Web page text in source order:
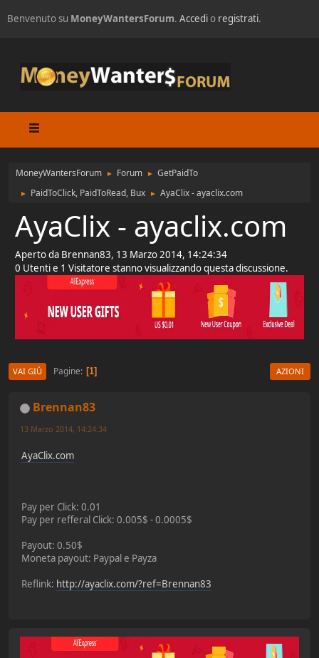
Benvenuto su MoneyWantersForum. Accedio registrati.
MoneyWantersForum ► Forum ► GetPaidTo
► PaidToClick, PaidToRead, Bux ► AyaClix - ayaclix.com
AyaClix - ayaclix.com
Aperto da Brennan83, 13 Marzo 2014, 14:24:34
0 Utenti e 1 Visitatore stanno visualizzando questa discussione.
VAI GIÙ Pagine 1 AZIONI
Brennan83
13 Marzo 2014, 14:24:34
AyaClix.com
Pay per Click: 0.01
Pay per refferal Click: 0.005$ - 0.0005$
Payout: 0.50$
Moneta payout: Paypal e Payza
Reflink: http://ayaclix.com/?ref=Brennan83